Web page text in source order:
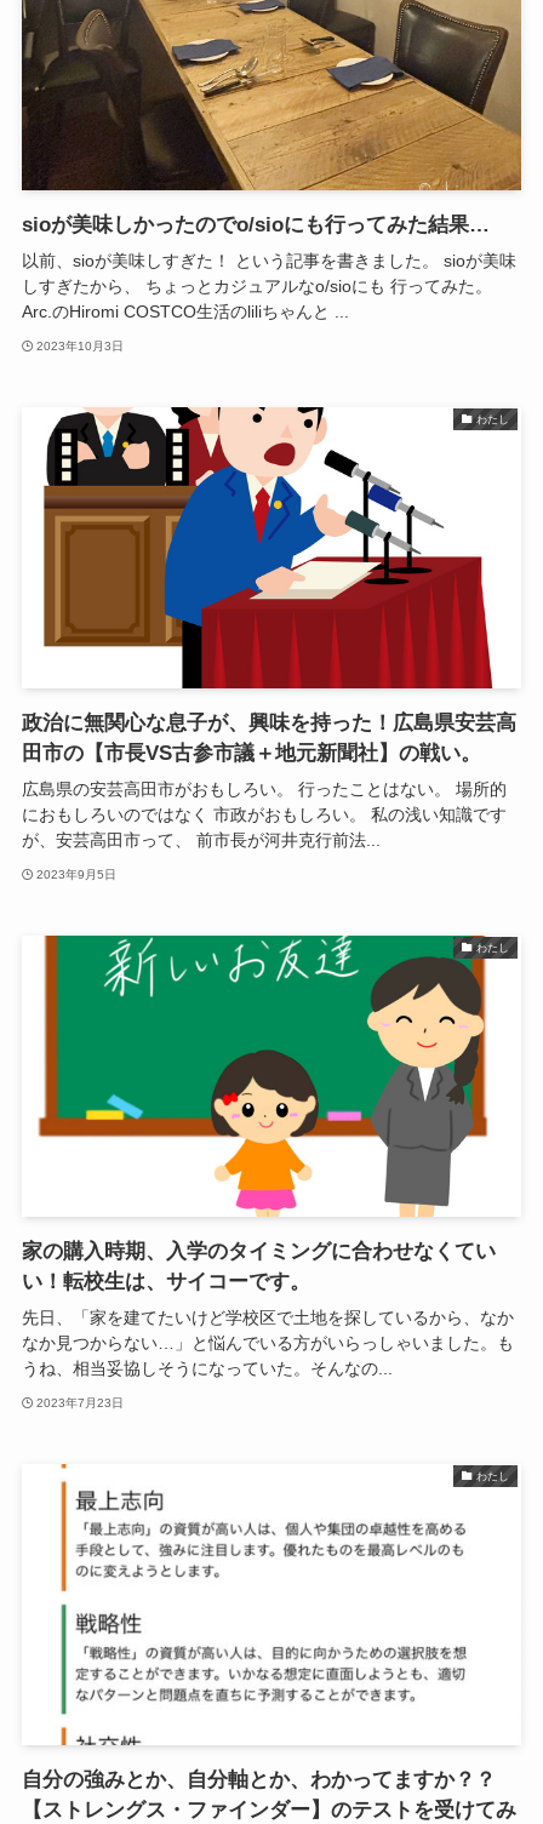
sioが美味しかったのでo/sioにも行ってみた結果…
以前、sioが美味しすぎた！ という記事を書きました。 sioが美味
しすぎたから、 ちょっとカジュアルなo/sioにも 行ってみた。
Arc.のHiromi COSTCO生活のliliちゃんと ...
2023年10月3日
わたし
政治に無関心な息子が、興味を持った！広島県安芸高
田市の【市長VS古参市議＋地元新聞社】の戦い。
広島県の安芸高田市がおもしろい。 行ったことはない。 場所的
におもしろいのではなく 市政がおもしろい。 私の浅い知識です
が、安芸高田市って、 前市長が河井克行前法...
2023年9月5日
わたし
家の購入時期、入学のタイミングに合わせなくてい
い！転校生は、サイコーです。
先日、「家を建てたいけど学校区で土地を探しているから、なか
なか見つからない…」と悩んでいる方がいらっしゃいました。も
うね、相当妥協しそうになっていた。そんなの...
2023年7月23日
わたし
自分の強みとか、自分軸とか、わかってますか？？
【ストレングス・ファインダー】のテストを受けてみ